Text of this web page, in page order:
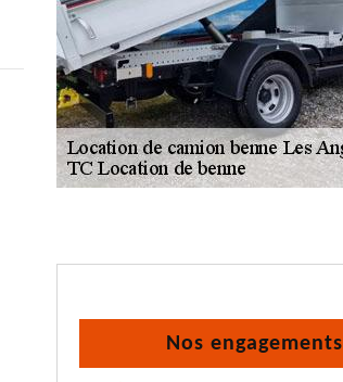
Nos engagements